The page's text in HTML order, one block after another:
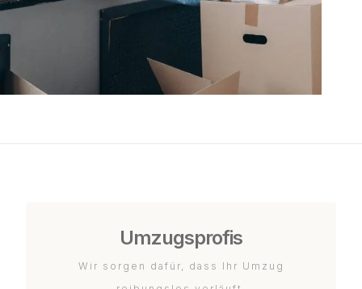
Umzugsprofis
Wir sorgen dafür, dass Ihr Umzug